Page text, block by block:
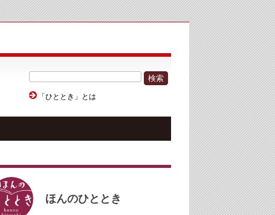
検索
「ひととき」とは
ほんのひととき